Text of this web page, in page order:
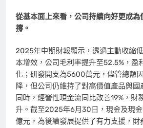
從基本面上來看，公司持續向好更成為
撐。
2025年中期財報顯示，透過主動收縮
本增效，公司毛利率提升至52.5%，盈
化；研發開支為5600萬元，儘管總額
降，但公司仍維持了對高價值產品與國
同時，經營性現金流同比改善19%，財
升。截至2025年6月30日，現金及現
億元，為後續發展提供了有力支援，財